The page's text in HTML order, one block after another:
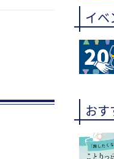
イベ
おす